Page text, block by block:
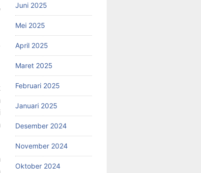
Juni 2025
Mei 2025
April 2025
Maret 2025
Februari 2025
Januari 2025
Desember 2024
November 2024
Oktober 2024